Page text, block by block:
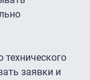
технического
заявки и